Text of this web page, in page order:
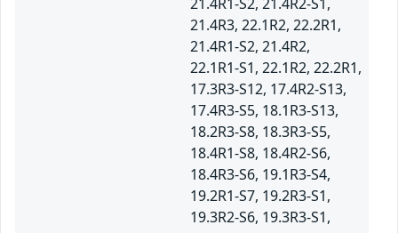
21.4R3, 22.1R2, 22.2R1,
21.4R1-S2, 21.4R2,
22.1R1-S1, 22.1R2, 22.2R1,
17.3R3-S12, 17.4R2-S13,
17.4R3-S5, 18.1R3-S13,
18.2R3-S8, 18.3R3-S5,
18.4R1-S8, 18.4R2-S6,
18.4R3-S6, 19.1R3-S4,
19.2R1-S7, 19.2R3-S1,
19.3R2-S6, 19.3R3-S1,